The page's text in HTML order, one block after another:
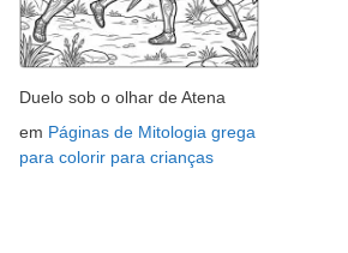
Duelo sob o olhar de Atena
em Páginas de Mitologia grega
para colorir para crianças